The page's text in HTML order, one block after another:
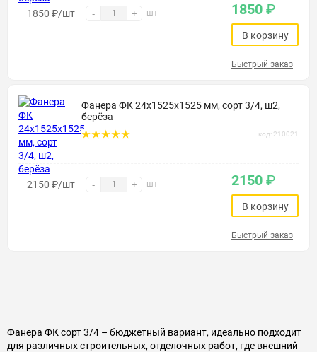
1850 ₽/шт - + шт 1850 ₽
В корзину
Быстрый заказ
Фанера ФК 24х1525х1525 мм, сорт 3/4, ш2,
берёза
код: 210021
2150 ₽/шт - + шт 2150 ₽
В корзину
Быстрый заказ
Фанера ФК сорт 3/4 – бюджетный вариант, идеально подходит
для различных строительных, отделочных работ, где внешний